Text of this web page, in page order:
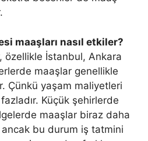
maaşları nasıl etkiler?
özellikle İstanbul, Ankara
maaşlar genellikle
Çünkü yaşam maliyetleri
Küçük şehirlerde
maaşlar biraz daha
bu durum iş tatmini